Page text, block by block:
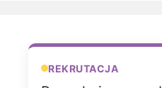
REKRUTACJA